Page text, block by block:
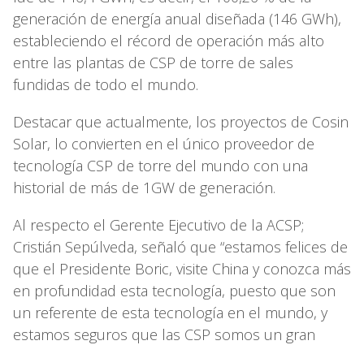
generación de energía anual diseñada (146 GWh),
estableciendo el récord de operación más alto
entre las plantas de CSP de torre de sales
fundidas de todo el mundo.
Destacar que actualmente, los proyectos de Cosin
Solar, lo convierten en el único proveedor de
tecnología CSP de torre del mundo con una
historial de más de 1GW de generación.
Al respecto el Gerente Ejecutivo de la ACSP;
Cristián Sepúlveda, señaló que “estamos felices de
que el Presidente Boric, visite China y conozca más
en profundidad esta tecnología, puesto que son
un referente de esta tecnología en el mundo, y
estamos seguros que las CSP somos un gran